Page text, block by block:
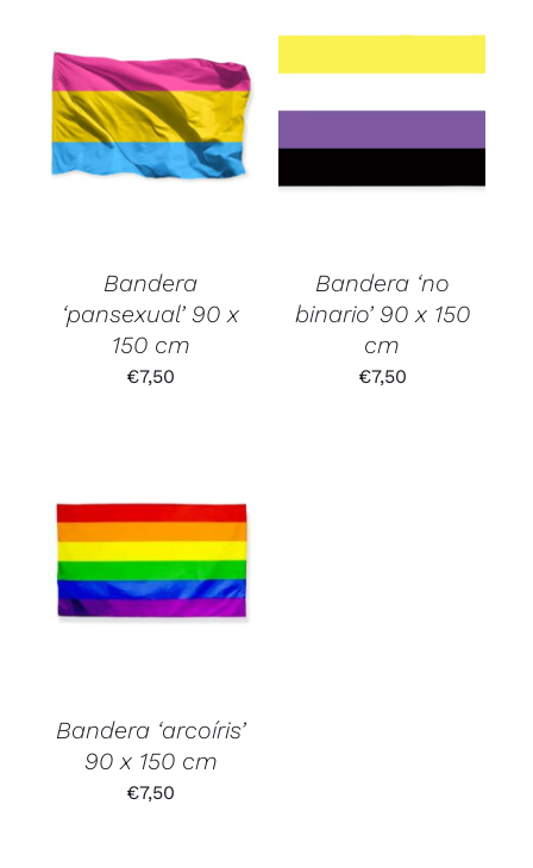
Bandera
‘pansexual’ 90 x
150 cm
€7,50
Bandera ‘no
binario’ 90 x 150
cm
€7,50
Bandera ‘arcoíris’
90 x 150 cm
€7,50